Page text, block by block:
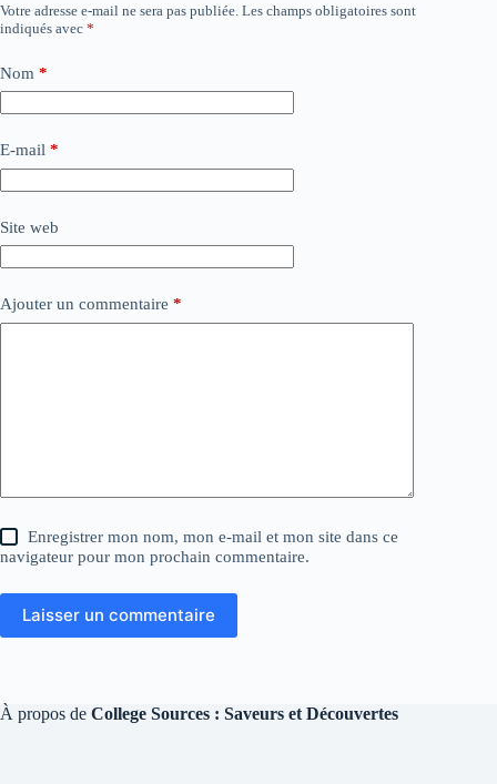
Votre adresse e-mail ne sera pas publiée. Les champs obligatoires sont
indiqués avec *
Nom *
E-mail *
Site web
Ajouter un commentaire *
Enregistrer mon nom, mon e-mail et mon site dans ce
navigateur pour mon prochain commentaire.
Laisser un commentaire
À propos de College Sources : Saveurs et Découvertes